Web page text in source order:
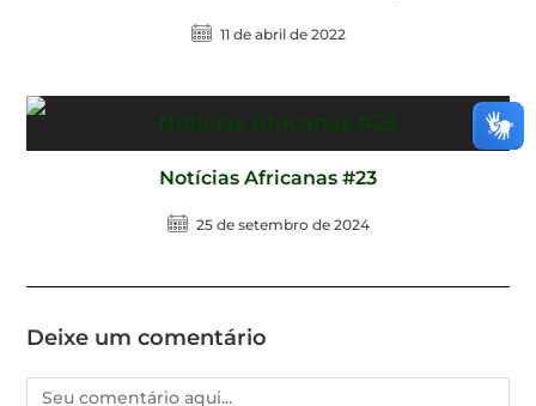
11 de abril de 2022
Notícias Africanas #23
25 de setembro de 2024
Deixe um comentário